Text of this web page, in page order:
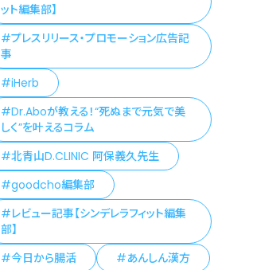
ット編集部】
プレスリリース・プロモーション広告記
事
iHerb
Dr.Aboが教える！“死ぬまで元気で美
しく”を叶えるコラム
北青山D.CLINIC 阿保義久先生
goodcho編集部
レビュー記事【シンデレラフィット編集
部】
今日から腸活
あんしん漢方